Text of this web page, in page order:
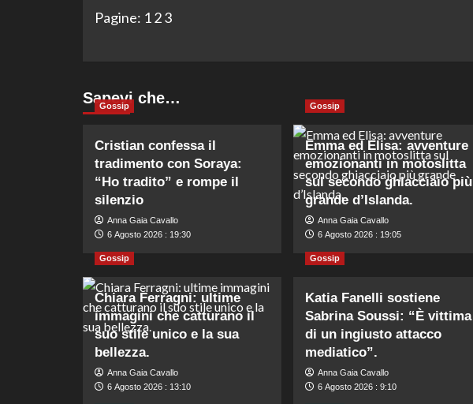
Pagine: 1 2 3
Sapevi che…
Gossip
Cristian confessa il
tradimento con Soraya:
“Ho tradito” e rompe il
silenzio
Anna Gaia Cavallo
6 Agosto 2026 : 19:30
Gossip
Emma ed Elisa: avventure
emozionanti in motoslitta
sul secondo ghiacciaio più
grande d’Islanda.
Anna Gaia Cavallo
6 Agosto 2026 : 19:05
Gossip
Chiara Ferragni: ultime
immagini che catturano il
suo stile unico e la sua
bellezza.
Anna Gaia Cavallo
6 Agosto 2026 : 13:10
Gossip
Katia Fanelli sostiene
Sabrina Soussi: “È vittima
di un ingiusto attacco
mediatico”.
Anna Gaia Cavallo
6 Agosto 2026 : 9:10